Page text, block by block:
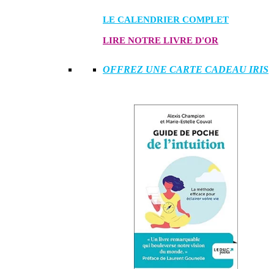
LE CALENDRIER COMPLET
LIRE NOTRE LIVRE D'OR
OFFREZ UNE CARTE CADEAU IRIS